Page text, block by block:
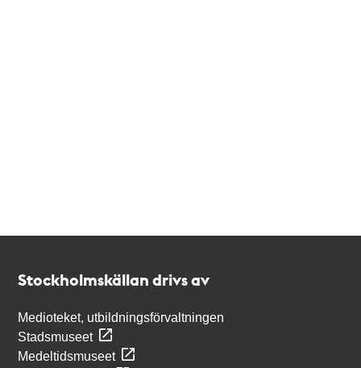
Stockholmskällan drivs av
Medioteket, utbildningsförvaltningen
Stadsmuseet
Medeltidsmuseet